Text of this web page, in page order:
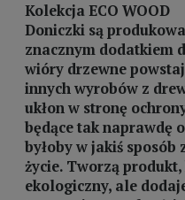
Kolekcja ECO WOOD
Doniczki są
znacznym dodatkiem
wióry drzewne
innych wyrobów z
ukłon w stronę
będące tak naprawdę
byłoby w jakiś
życie. Tworzą
ekologiczny, ale